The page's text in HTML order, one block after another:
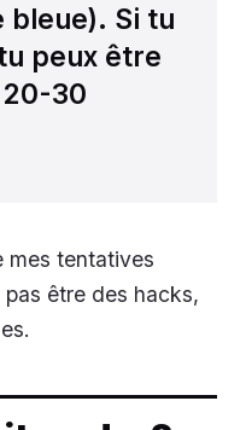
bleue). Si tu
peux être
30
mes tentatives
être des hacks,